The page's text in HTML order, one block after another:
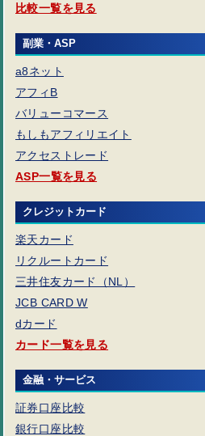
比較一覧を見る
副業・ASP
a8ネット
アフィB
バリューコマース
もしもアフィリエイト
アクセストレード
ASP一覧を見る
クレジットカード
楽天カード
リクルートカード
三井住友カード（NL）
JCB CARD W
dカード
カード一覧を見る
金融・サービス
証券口座比較
銀行口座比較